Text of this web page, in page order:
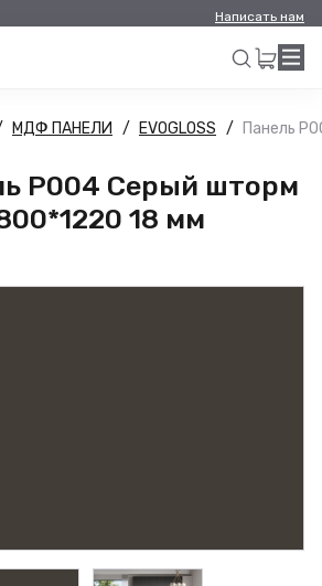
Написать нам
Искать
МДФ ПАНЕЛИ EVOGLOSS Панель
Р004 Серый шторм
18 мм